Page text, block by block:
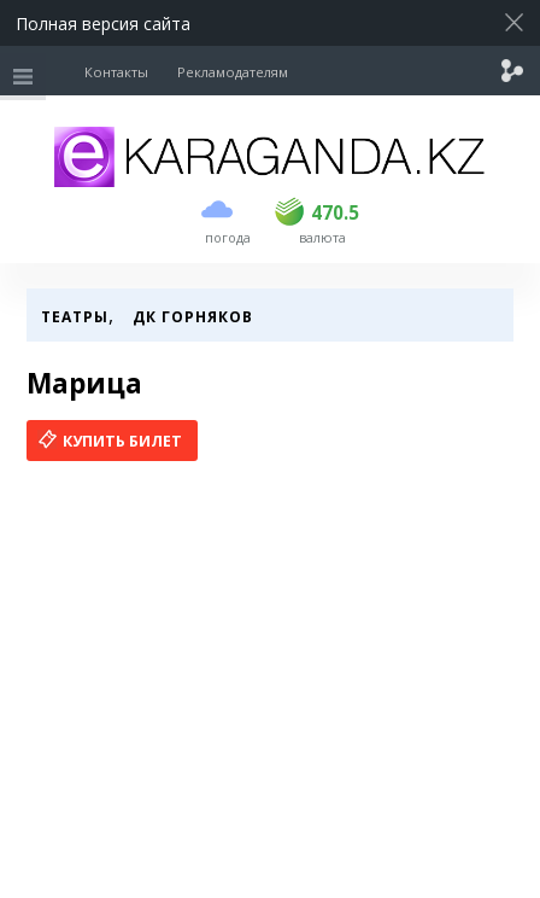
Полная версия сайта
Контакты Рекламодателям
погода
470.5
покупка продажа
USD 468.5 470.5
EUR валюта
ТЕАТРЫ, ДК ГОРНЯКОВ
Марица
КУПИТЬ БИЛЕТ